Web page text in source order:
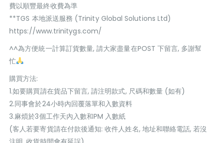
費以順豐最終收費為準
**TGS 本地派送服務 (Trinity Global Solutions Ltd)
https://www.trinitygs.com/
^^為方便統一計算訂貨數量, 請大家盡量在POST 下留言, 多謝幫
忙
購買方法:
1.如要購買請在貨品下留言, 請注明款式, 尺碼和數量 (如有)
2.同事會於24小時內回覆落單和入數資料
3.麻煩於3個工作天內入數和PM 入數紙
(客人若要寄貨請在付款後通知: 收件人姓名, 地址和聯絡電話, 若沒